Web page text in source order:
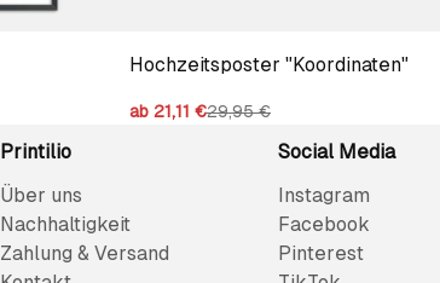
Hochzeitsposter "Koordinaten"
ab 21,11 €29,95 €
Printilio
Über uns
Nachhaltigkeit
Zahlung & Versand
Social Media
Instagram
Facebook
Pinterest